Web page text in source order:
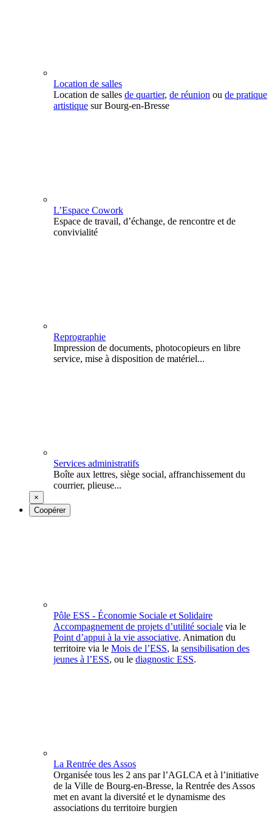
Location de salles
Location de salles de quartier, de réunion ou de pratique
artistique sur Bourg-en-Bresse
L’Espace Cowork
Espace de travail, d’échange, de rencontre et de
convivialité
Reprographie
Impression de documents, photocopieurs en libre
service, mise à disposition de matériel...
Services administratifs
Boîte aux lettres, siège social, affranchissement du
courrier, plieuse...
×
Coopérer
Pôle ESS - Économie Sociale et Solidaire
Accompagnement de projets d’utilité sociale via le
Point d’appui à la vie associative. Animation du
territoire via le Mois de l’ESS, la sensibilisation des
jeunes à l’ESS, ou le diagnostic ESS.
La Rentrée des Assos
Organisée tous les 2 ans par l’AGLCA et à l’initiative
de la Ville de Bourg-en-Bresse, la Rentrée des Assos
met en avant la diversité et le dynamisme des
associations du territoire burgien